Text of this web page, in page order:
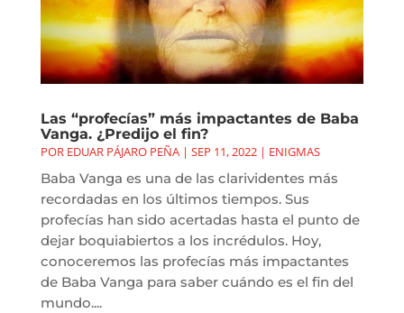
Las “profecías” más impactantes de Baba
Vanga. ¿Predijo el fin?
POR EDUAR PÁJARO PEÑA| SEP 11, 2022| ENIGMAS
Baba Vanga es una de las clarividentes más
recordadas en los últimos tiempos. Sus
profecías han sido acertadas hasta el punto de
dejar boquiabiertos a los incrédulos. Hoy,
conoceremos las profecías más impactantes
de Baba Vanga para saber cuándo es el fin del
mundo....